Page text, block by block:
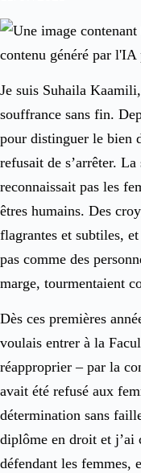
Je suis Suhaila
souffrance sans fin.
pour distinguer le bien
refusait de s’arrêter.
reconnaissait pas les
êtres humains. Des
flagrantes et subtiles,
pas comme des
marge, tourmentaient
Dès ces premières
voulais entrer à la
réapproprier – par la
avait été refusé aux
détermination sans
diplôme en droit et j’ai
défendant les femmes,